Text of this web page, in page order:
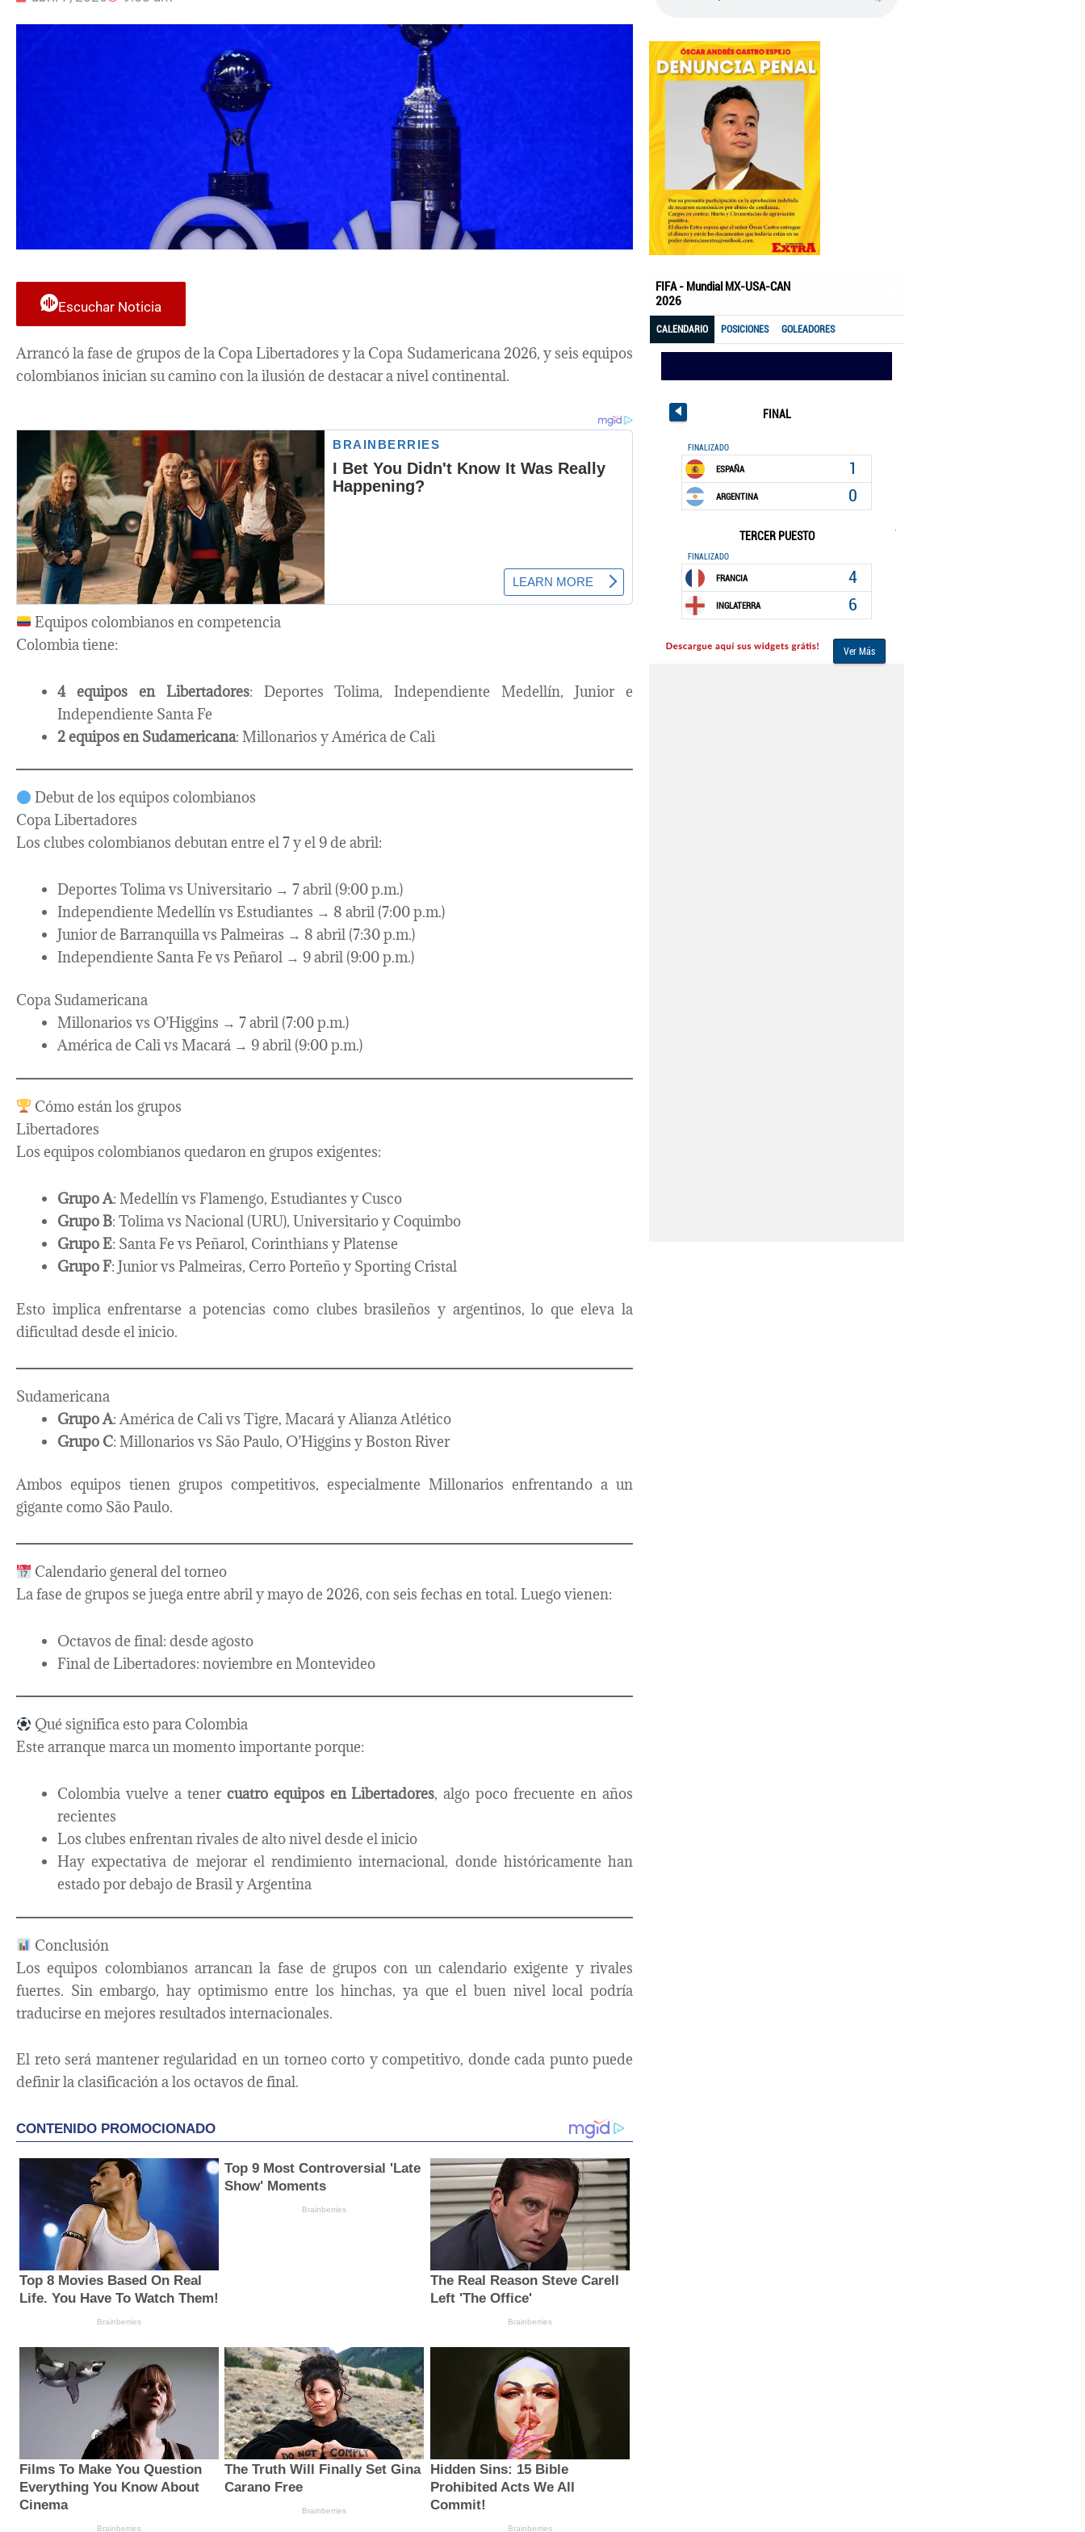
Escuchar Noticia
Arrancó la fase de grupos de la Copa Libertadores y la Copa Sudamericana 2026, y seis equipos
colombianos inician su camino con la ilusión de destacar a nivel continental.
Equipos colombianos en competencia
Colombia tiene:
4 equipos en Libertadores: Deportes Tolima, Independiente Medellín, Junior e
Independiente Santa Fe
2 equipos en Sudamericana: Millonarios y América de Cali
Debut de los equipos colombianos
Copa Libertadores
Los clubes colombianos debutan entre el 7 y el 9 de abril:
Deportes Tolima vs Universitario → 7 abril (9:00 p.m.)
Independiente Medellín vs Estudiantes → 8 abril (7:00 p.m.)
Junior de Barranquilla vs Palmeiras → 8 abril (7:30 p.m.)
Independiente Santa Fe vs Peñarol → 9 abril (9:00 p.m.)
Copa Sudamericana
Millonarios vs O’Higgins → 7 abril (7:00 p.m.)
América de Cali vs Macará → 9 abril (9:00 p.m.)
Cómo están los grupos
Libertadores
Los equipos colombianos quedaron en grupos exigentes:
Grupo A: Medellín vs Flamengo, Estudiantes y Cusco
Grupo B: Tolima vs Nacional (URU), Universitario y Coquimbo
Grupo E: Santa Fe vs Peñarol, Corinthians y Platense
Grupo F: Junior vs Palmeiras, Cerro Porteño y Sporting Cristal
Esto implica enfrentarse a potencias como clubes brasileños y argentinos, lo que eleva la
dificultad desde el inicio.
Sudamericana
Grupo A: América de Cali vs Tigre, Macará y Alianza Atlético
Grupo C: Millonarios vs São Paulo, O’Higgins y Boston River
Ambos equipos tienen grupos competitivos, especialmente Millonarios enfrentando a un
gigante como São Paulo.
Calendario general del torneo
La fase de grupos se juega entre abril y mayo de 2026, con seis fechas en total. Luego vienen:
Octavos de final: desde agosto
Final de Libertadores: noviembre en Montevideo
Qué significa esto para Colombia
Este arranque marca un momento importante porque:
Colombia vuelve a tener cuatro equipos en Libertadores, algo poco frecuente en años
recientes
Los clubes enfrentan rivales de alto nivel desde el inicio
Hay expectativa de mejorar el rendimiento internacional, donde históricamente han
estado por debajo de Brasil y Argentina
Conclusión
Los equipos colombianos arrancan la fase de grupos con un calendario exigente y rivales
fuertes. Sin embargo, hay optimismo entre los hinchas, ya que el buen nivel local podría
traducirse en mejores resultados internacionales.
El reto será mantener regularidad en un torneo corto y competitivo, donde cada punto puede
definir la clasificación a los octavos de final.